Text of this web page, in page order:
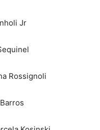
Jr
Rossignoli